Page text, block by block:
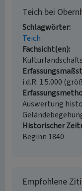
Teich bei
Schlagwörter
Teich
Fachsicht(en)
i.d.R. 1:5.000
Auswertung
Historischer
Beginn 1840
Empfohlene